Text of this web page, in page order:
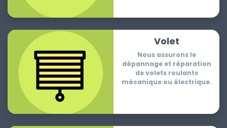
Volet
Nous assurons le
dépannage et réparation
de volets roulants
mécanique ou électrique.